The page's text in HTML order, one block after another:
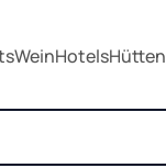
WeinHotelsHütten